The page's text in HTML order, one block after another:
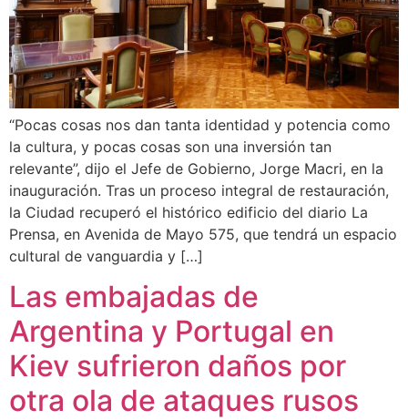
“Pocas cosas nos dan tanta identidad y potencia como
la cultura, y pocas cosas son una inversión tan
relevante”, dijo el Jefe de Gobierno, Jorge Macri, en la
inauguración. Tras un proceso integral de restauración,
la Ciudad recuperó el histórico edificio del diario La
Prensa, en Avenida de Mayo 575, que tendrá un espacio
cultural de vanguardia y […]
Las embajadas de
Argentina y Portugal en
Kiev sufrieron daños por
otra ola de ataques rusos